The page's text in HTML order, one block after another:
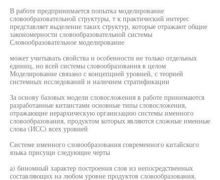
В работе предпринимается попытка моделирование
словообразовательной структуры, т к практический интерес
представляет выделение таких структур, которые отражают общие
закономерности словообразовательной системы
Словообразовательное моделирование
может учитывать свойства и особенности не только отдельных
единиц, но всей системы словообразования в целом
Моделирование связано с концепцией уровней, с теорией
системных исследований и наличием стратификации
За основу базовых модели словосложения в работе принимаются
разработанные китаистами основные типы словосложения,
отражающие иерархическую организацию системы именного
словообразования, продуктом которых являются сложные именные
слова (ИСС) всех уровней
Системе именного словообразования современного китайского
языка присущи следующие черты
а) биномный характер построения слов из непосредственных
составляющих на любом уровне продуктов словообразования,